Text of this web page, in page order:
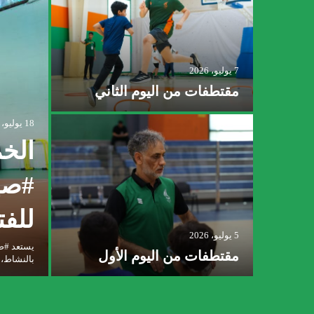
18 يوليو، 2026
يستعد
7 يوليو، 2026
مقتطفات من اليوم الثاني
5 يوليو، 2026
مقتطفات من اليوم الأول